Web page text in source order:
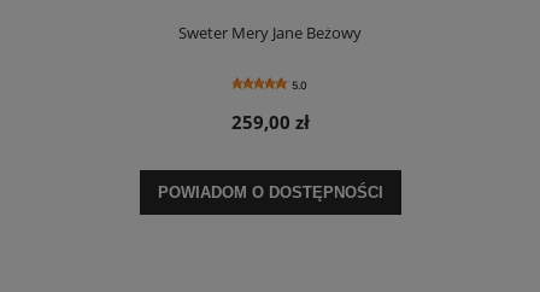
Sweter Mery Jane Beżowy
5.0
259,00 zł
POWIADOM O DOSTĘPNOŚCI